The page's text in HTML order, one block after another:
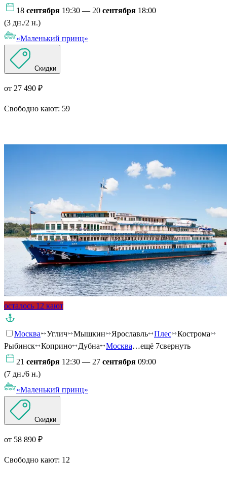
18 сентября 19:30 — 20 сентября 18:00
(3 дн./2 н.)
«Маленький принц»
Скидки
от 27 490 ₽
Свободно кают: 59
осталось 12 кают
Москва Углич Мышкин Ярославль Плес
Кострома
Рыбинск
Коприно Дубна Москва…ещё 7свернуть
21 сентября 12:30 — 27 сентября 09:00
(7 дн./6 н.)
«Маленький принц»
Скидки
от 58 890 ₽
Свободно кают: 12